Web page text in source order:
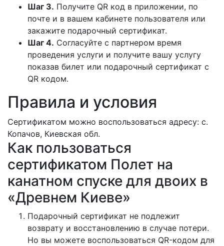
Шаг 3. Получите QR код в приложении, по
почте и в вашем кабинете пользователя или
закажите подарочный сертификат.
Шаг 4. Согласуйте с партнером время
проведения услуги и получите вашу услугу
показав билет или подарочный сертификат с
QR кодом.
Правила и условия
Сертификатом можно воспользоваться адресу: с.
Копачов, Киевская обл.
Как пользоваться
сертификатом Полет на
канатном спуске для двоих в
«Древнем Киеве»
Подарочный сертификат не подлежит
возврату и восстановлению в случае потери.
Но вы можете воспользоваться QR-кодом для